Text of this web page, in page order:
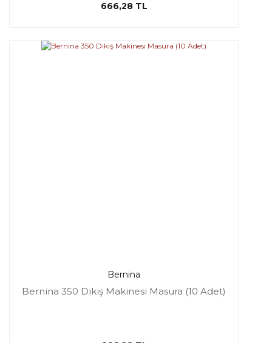
666,28 TL
Bernina
Bernina 350 Dikiş Makinesi Masura (10 Adet)